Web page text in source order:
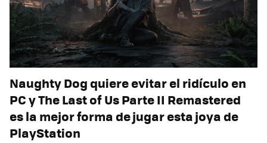
Naughty Dog quiere evitar el ridículo en
PC y The Last of Us Parte II Remastered
es la mejor forma de jugar esta joya de
PlayStation